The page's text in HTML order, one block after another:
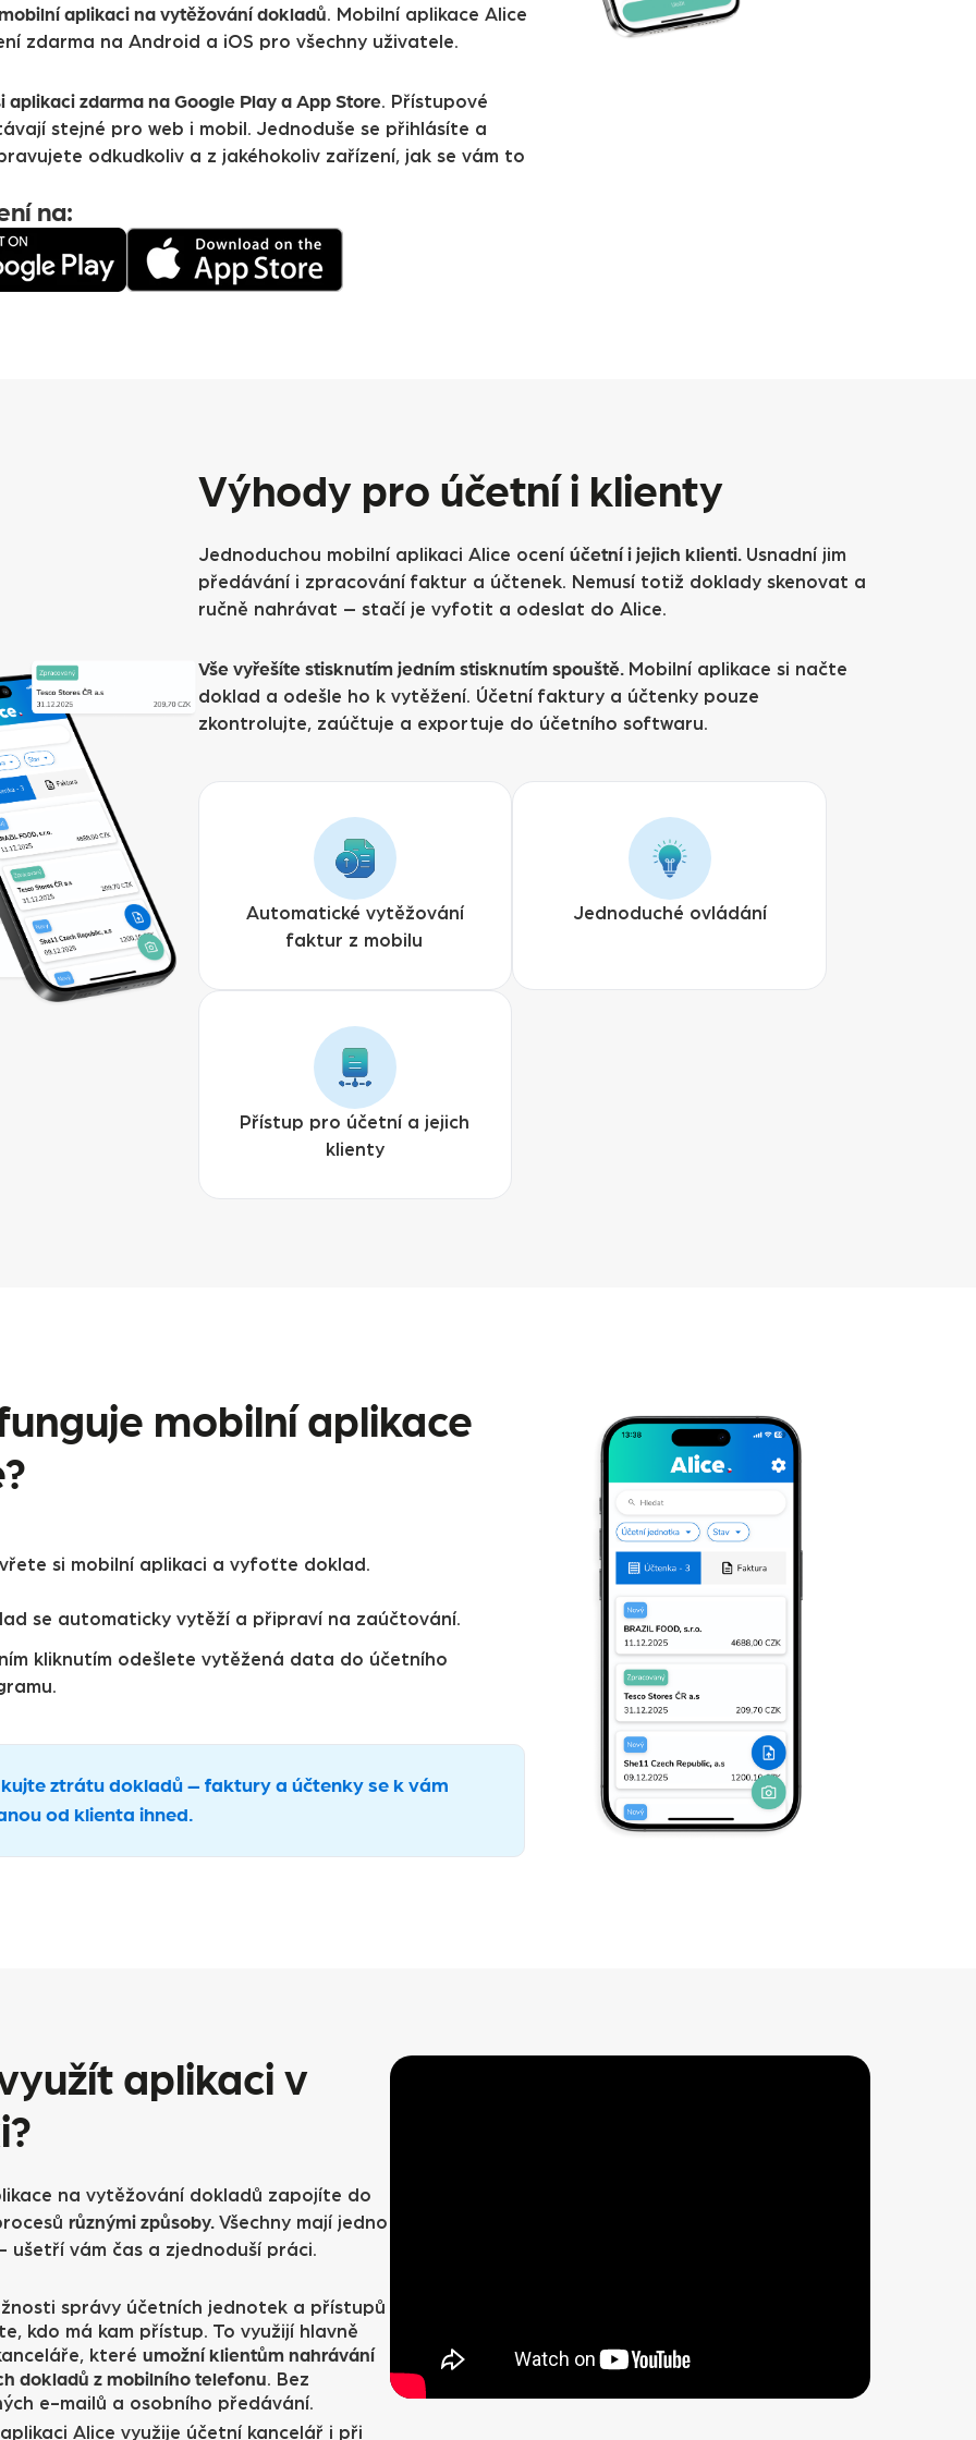
aplikaci na vytěžování dokladů. Mobilní aplikace Alice
zdarma na Android a iOS pro všechny uživatele.
aplikaci zdarma na Google Play a App Store. Přístupové
stejné pro web i mobil. Jednoduše se přihlásíte a
odkudkoliv a z jakéhokoliv zařízení, jak se vám to
na:
Výhody pro účetní i klienty
Jednoduchou mobilní aplikaci Alice ocení účetní i jejich klienti. Usnadní jim
předávání i zpracování faktur a účtenek. Nemusí totiž doklady skenovat a
ručně nahrávat – stačí je vyfotit a odeslat do Alice.
Vše vyřešíte stisknutím jedním stisknutím spouště. Mobilní aplikace si načte
doklad a odešle ho k vytěžení. Účetní faktury a účtenky pouze
zkontrolujte, zaúčtuje a exportuje do účetního softwaru.
Automatické vytěžování
faktur z mobilu
Jednoduché ovládání
Přístup pro účetní a jejich
klienty
mobilní aplikace
si mobilní aplikaci a vyfoťte doklad.
se automaticky vytěží a připraví na zaúčtování.
kliknutím odešlete vytěžená data do účetního
ztrátu dokladů – faktury a účtenky se k vám
od klienta ihned.
aplikaci v
na vytěžování dokladů zapojíte do
různými způsoby. Všechny mají jedno
ušetří vám čas a zjednoduší práci.
správy účetních jednotek a přístupů
kdo má kam přístup. To využijí hlavně
které umožní klientům nahrávání
dokladů z mobilního telefonu. Bez
e-mailů a osobního předávání.
Alice využije účetní kancelář i při